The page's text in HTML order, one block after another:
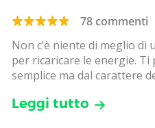
78 commenti
Non c’è niente di meglio
per ricaricare le energie.
semplice ma dal carattere
Leggi tutto